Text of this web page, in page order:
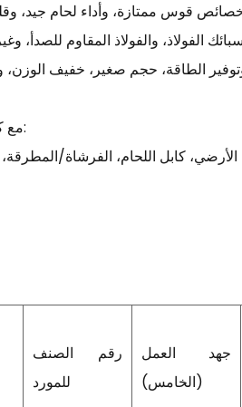
مع كامل الملحقات:
كابل اللحام، الفرشاة/المطرقة،
رقم الصنف
للمورد
جهد العمل
(الخامس)